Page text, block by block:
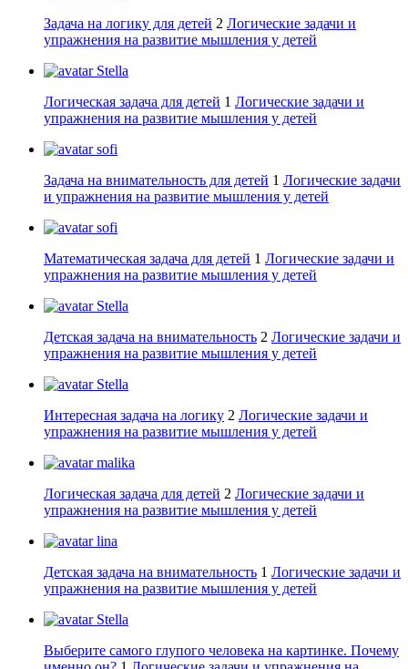
Задача на логику для детей 2 Логические задачи и
упражнения на развитие мышления у детей
Stella
Логическая задача для детей 1 Логические задачи и
упражнения на развитие мышления у детей
sofi
Задача на внимательность для детей 1 Логические задачи
и упражнения на развитие мышления у детей
sofi
Математическая задача для детей 1 Логические задачи и
упражнения на развитие мышления у детей
Stella
Детская задача на внимательность 2 Логические задачи и
упражнения на развитие мышления у детей
Stella
Интересная задача на логику 2 Логические задачи и
упражнения на развитие мышления у детей
malika
Логическая задача для детей 2 Логические задачи и
упражнения на развитие мышления у детей
lina
Детская задача на внимательность 1 Логические задачи и
упражнения на развитие мышления у детей
Stella
Выберите самого глупого человека на картинке. Почему